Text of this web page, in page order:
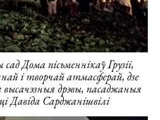
Дома пісьменнікаў Грузіі,
і творчай атмасферай, дзе
дрэвы, пасаджаныя
Давіда Сарджанішвілі